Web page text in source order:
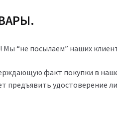
Мы “не посылаем” наших
факт покупки в
предъявить удостоверение